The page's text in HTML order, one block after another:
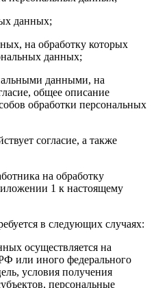
данных;
на обработку которых
данных;
данными, на
общее описание
обработки персональных
согласие, а также
на обработку
1 к настоящему
в следующих случаях:
осуществляется на
или иного федерального
условия получения
персональные